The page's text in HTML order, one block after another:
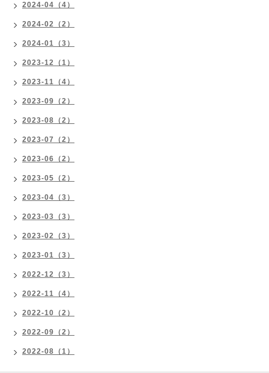
2024-04（4）
2024-02（2）
2024-01（3）
2023-12（1）
2023-11（4）
2023-09（2）
2023-08（2）
2023-07（2）
2023-06（2）
2023-05（2）
2023-04（3）
2023-03（3）
2023-02（3）
2023-01（3）
2022-12（3）
2022-11（4）
2022-10（2）
2022-09（2）
2022-08（1）